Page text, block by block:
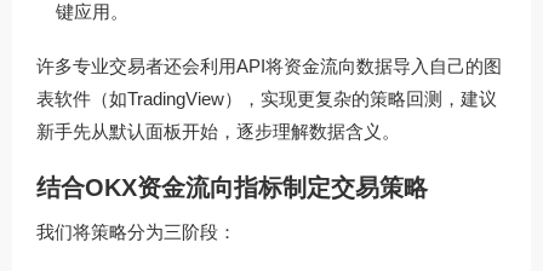
键应用。
许多专业交易者还会利用API将资金流向数据导入自己的图
表软件（如TradingView），实现更复杂的策略回测，建议
新手先从默认面板开始，逐步理解数据含义。
结合OKX资金流向指标制定交易策略
我们将策略分为三阶段：